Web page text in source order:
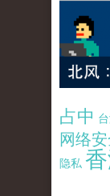
占中
网络
隐私